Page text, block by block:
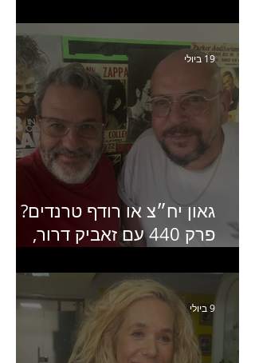
האחרון של קראנץ׳
גאון יח״צ או רודף טרנדים?
פרק 440 עם זאביק דרור,
ותקשורת
19 ביולי
9 ביולי